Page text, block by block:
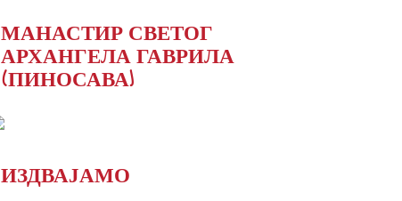
МАНАСТИР СВЕТОГ
АРХАНГЕЛА ГАВРИЛА
(ПИНОСАВА)
ИЗДВАЈАМО